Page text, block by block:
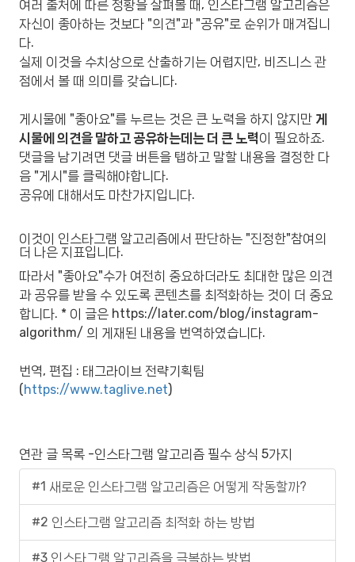
여러 출처에 따른 정황을 살펴볼 때, 인스타그램 알고리즘은
자신이 좋아하는 것보다 "의견"과 "공유"로 순위가 매겨집니
다.
실제 이것을 수치상으로 산출하기는 어렵지만, 비즈니스 관
점에서 볼 때 의미를 갖습니다.
게시물에 "좋아요"를 누르는 것은 큰 노력을 하지 않지만 게
시물에 의견을 말하고 공유하는데는 더 큰 노력이 필요하죠.
댓글을 남기려면 댓글 버튼을 탭하고 말할 내용을 결정한 다
음 "게시"를 클릭해야합니다.
공유에 대해서도 마찬가지입니다.
이것이 인스타그램 알고리즘에서 판단하는 "진정한"참여의
더 나은 지표입니다.
따라서 "좋아요"수가 여전히 중요하더라도 최대한 많은 의견
과 공유를 받을 수 있도록 콘텐츠를 최적화하는 것이 더 중요
합니다. * 이 글은 https://later.com/blog/instagram-
algorithm/ 의 게재된 내용을 번역하였습니다.
번역, 편집 : 태그라이브 전략기획팀
(https://www.taglive.net)
연관 글 목록 -인스타그램 알고리즘 필수 상식 5가지
#1 새로운 인스타그램 알고리즘은 어떻게 작동할까?
#2 인스타그램 알고리즘 최적화 하는 방법
#3 인스타그램 알고리즘을 극복하는 방법